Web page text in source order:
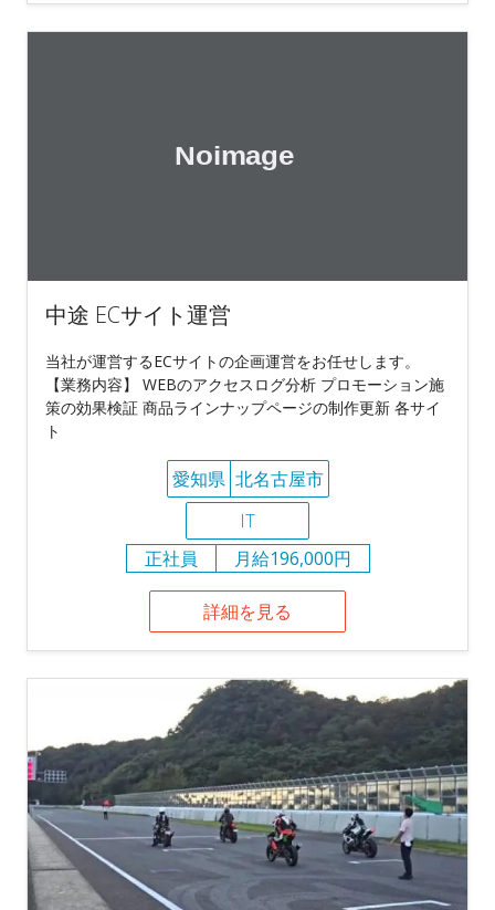
中途 ECサイト運営
当社が運営するECサイトの企画運営をお任せします。
【業務内容】 WEBのアクセスログ分析 プロモーション施
策の効果検証 商品ラインナップページの制作更新 各サイ
ト
愛知県 北名古屋市
IT
正社員
月給196,000円
詳細を見る